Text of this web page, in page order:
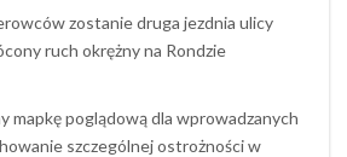
zostanie druga jezdnia ulicy
ruch okrężny na Rondzie
mapkę poglądową dla wprowadzanych
szczególnej ostrożności w